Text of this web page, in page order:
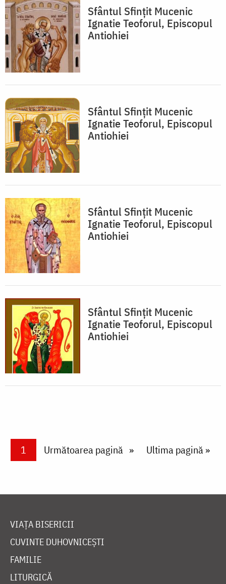
Sfântul Sfințit Mucenic
Ignatie Teoforul, Episcopul
Antiohiei
Sfântul Sfințit Mucenic
Ignatie Teoforul, Episcopul
Antiohiei
Sfântul Sfințit Mucenic
Ignatie Teoforul, Episcopul
Antiohiei
Sfântul Sfințit Mucenic
Ignatie Teoforul, Episcopul
Antiohiei
PaginareCurrent page
1 Next page
Următoarea pagină Last page
Ultima pagină »
VIAȚA BISERICII
CUVINTE DUHOVNICEȘTI
FAMILIE
LITURGICĂ